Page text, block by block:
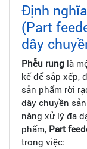
Định
(Part
dây
Phễu rung là
kế để sắp xếp,
sản phẩm rời
dây chuyền
năng xử lý đa
phẩm, Part
trong việc: